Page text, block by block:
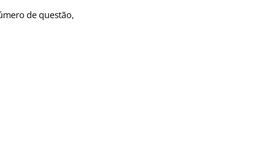
de questão,